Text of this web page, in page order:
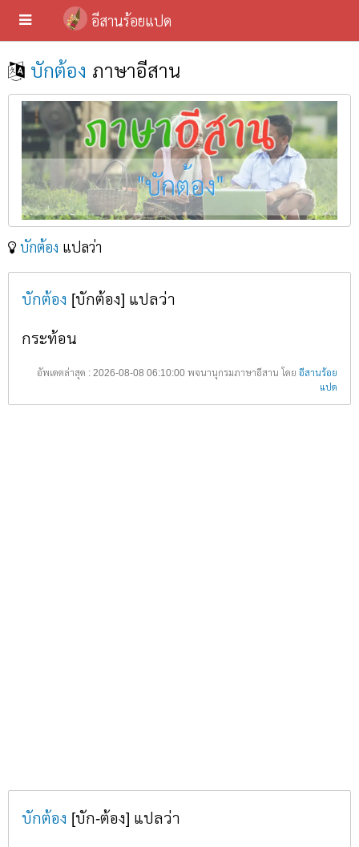
อีสานร้อยแปด
บักต้อง ภาษาอีสาน
บักต้อง แปลว่า
บักต้อง [บักต้อง] แปลว่า
กระท้อน
อัพเดตล่าสุด : 2026-08-08 06:10:00 พจนานุกรมภาษาอีสาน โดย อีสานร้อย
แปด
บักต้อง [บัก-ต้อง] แปลว่า